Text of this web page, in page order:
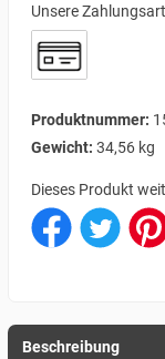
Unsere
Produktnummer:
Gewicht: 34,56 kg
Dieses Produkt
Beschreibung